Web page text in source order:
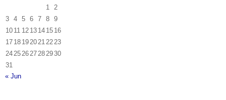
1
2
3
4 5 6 7 8
9
10 11 12 13 14 15 16
17 18 19 20 21 22 23
24 25 26 27 28 2930
31
« Jun